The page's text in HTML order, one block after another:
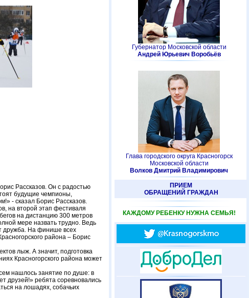
Рассказов. Он с радостью
будущие чемпионы,
- сказал Борис Рассказов.
на второй этап фестиваля
на дистанцию 300 метров
мере назвать трудно. Ведь
дружба. На финише всех
района – Борис
лыж. А значит, подготовка
Красногорского района может
нашлось занятие по душе: в
друзей!» ребята соревновались
на лошадях, собачьих
Губернатор Московской области
Андрей Юрьевич Воробьёв
Глава городского округа Красногорск
Московской области
Волков Дмитрий Владимирович
ПРИЕМ
ОБРАЩЕНИЙ ГРАЖДАН
КАЖДОМУ РЕБЕНКУ НУЖНА СЕМЬЯ!